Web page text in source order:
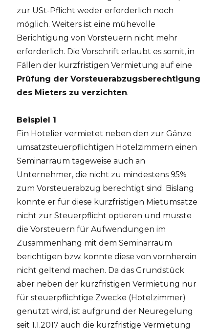
zur USt-Pflicht weder erforderlich noch
möglich. Weiters ist eine mühevolle
Berichtigung von Vorsteuern nicht mehr
erforderlich. Die Vorschrift erlaubt es somit, in
Fällen der kurzfristigen Vermietung auf eine
Prüfung der Vorsteuerabzugsberechtigung
des Mieters zu verzichten.
Beispiel 1
Ein Hotelier vermietet neben den zur Gänze
umsatzsteuerpflichtigen Hotelzimmern einen
Seminarraum tageweise auch an
Unternehmer, die nicht zu mindestens 95%
zum Vorsteuerabzug berechtigt sind. Bislang
konnte er für diese kurzfristigen Mietumsätze
nicht zur Steuerpflicht optieren und musste
die Vorsteuern für Aufwendungen im
Zusammenhang mit dem Seminarraum
berichtigen bzw. konnte diese von vornherein
nicht geltend machen. Da das Grundstück
aber neben der kurzfristigen Vermietung nur
für steuerpflichtige Zwecke (Hotelzimmer)
genutzt wird, ist aufgrund der Neuregelung
seit 1.1.2017 auch die kurzfristige Vermietung